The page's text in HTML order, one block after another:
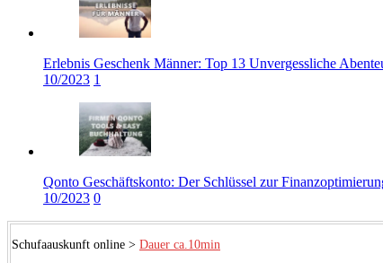
Erlebnis Geschenk Männer: Top 13 Unvergessliche
10/2023 1
Qonto Geschäftskonto: Der Schlüssel zur
10/2023 0
Schufaauskunft online > Dauer ca.10min